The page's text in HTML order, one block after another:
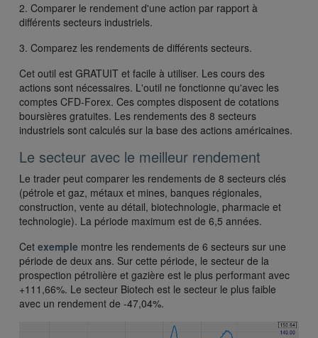
2. Comparer le rendement d'une action par rapport à
différents secteurs industriels.
3. Comparez les rendements de différents secteurs.
Cet outil est GRATUIT et facile à utiliser. Les cours des
actions sont nécessaires. L'outil ne fonctionne qu'avec les
comptes CFD-Forex. Ces comptes disposent de cotations
boursières gratuites. Les rendements des 8 secteurs
industriels sont calculés sur la base des actions américaines.
Le secteur avec le meilleur rendement
Le trader peut comparer les rendements de 8 secteurs clés
(pétrole et gaz, métaux et mines, banques régionales,
construction, vente au détail, biotechnologie, pharmacie et
technologie). La période maximum est de 6,5 années.
Cet exemple montre les rendements de 6 secteurs sur une
période de deux ans. Sur cette période, le secteur de la
prospection pétrolière et gazière est le plus performant avec
+111,66%. Le secteur Biotech est le secteur le plus faible
avec un rendement de -47,04%.